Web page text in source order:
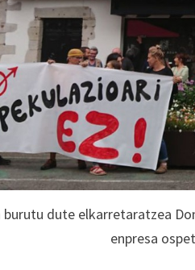
burutu dute elkarretaratzea
enpresa